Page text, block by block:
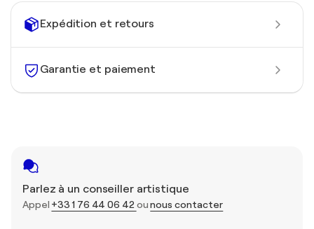
Expédition et retours
Garantie et paiement
Parlez à un conseiller artistique
Appel +33 1 76 44 06 42 ounous contacter